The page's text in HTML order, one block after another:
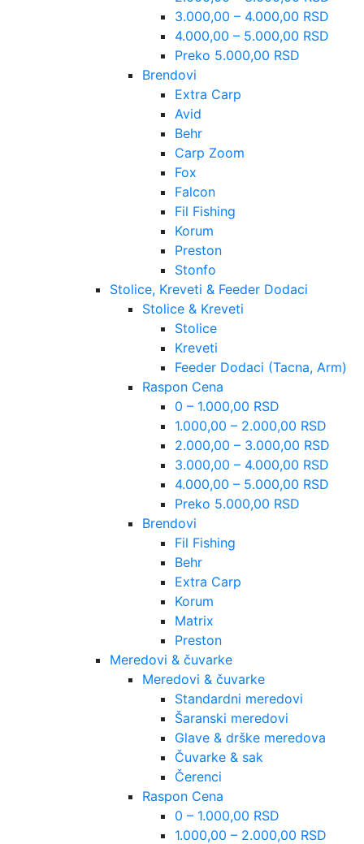
3.000,00 – 4.000,00 RSD
4.000,00 – 5.000,00 RSD
Preko 5.000,00 RSD
Brendovi
Extra Carp
Avid
Behr
Carp Zoom
Fox
Falcon
Fil Fishing
Korum
Preston
Stonfo
Stolice, Kreveti & Feeder Dodaci
Stolice & Kreveti
Stolice
Kreveti
Feeder Dodaci (Tacna, Arm)
Raspon Cena
0 – 1.000,00 RSD
1.000,00 – 2.000,00 RSD
2.000,00 – 3.000,00 RSD
3.000,00 – 4.000,00 RSD
4.000,00 – 5.000,00 RSD
Preko 5.000,00 RSD
Brendovi
Fil Fishing
Behr
Extra Carp
Korum
Matrix
Preston
Meredovi & čuvarke
Meredovi & čuvarke
Standardni meredovi
Šaranski meredovi
Glave & drške meredova
Čuvarke & sak
Čerenci
Raspon Cena
0 – 1.000,00 RSD
1.000,00 – 2.000,00 RSD